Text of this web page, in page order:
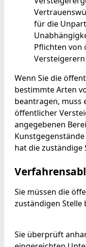
für die
Pflichten von
Wenn Sie die
bestimmte Arten
beantragen, muss
öffentlicher
angegebenen
hat die zuständige
Sie müssen die
zuständigen Stelle
Sie überprüft